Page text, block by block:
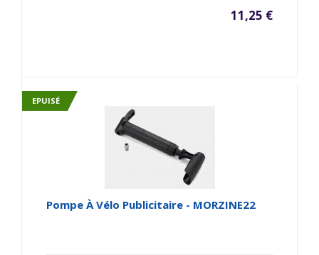
11,25 €
EPUISÉ
Pompe À Vélo Publicitaire - MORZINE22